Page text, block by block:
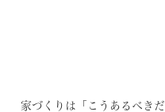
家づくりは「こうあるべき